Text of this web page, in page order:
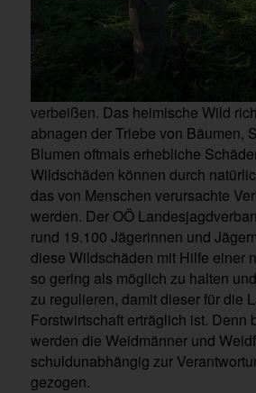
verbeißen. Das heimische Wild
abnagen der Triebe von Bäumen,
Blumen oftmals erhebliche
Wildschäden können durch
das von Menschen verursachte
werden. Der OÖ
rund 19.100 Jägerinnen und
diese Wildschäden mit Hilfe einer
so gering als möglich zu halten
zu regulieren, damit dieser für die
Forstwirtschaft erträglich ist. Denn
werden die Weidmänner und
schuldunabhängig zur
gezogen.